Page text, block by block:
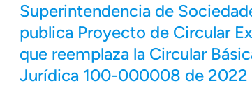
Superintendencia de
publica Proyecto de Circular
que reemplaza la Circular
Jurídica 100-000008 de 2022